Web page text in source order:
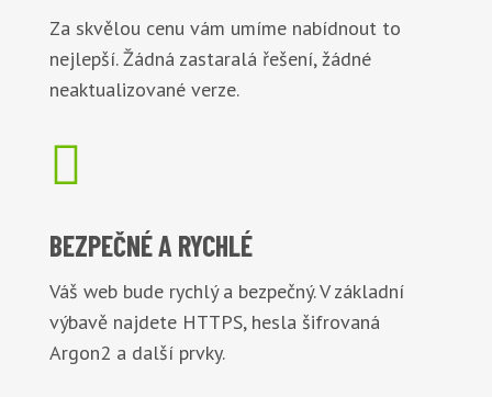
Za skvělou cenu vám umíme nabídnout to
nejlepší. Žádná zastaralá řešení, žádné
neaktualizované verze.

BEZPEČNÉA RYCHLÉ
Váš web bude rychlý a bezpečný. V základní
výbavě najdete HTTPS, hesla šifrovaná
Argon2 a další prvky.